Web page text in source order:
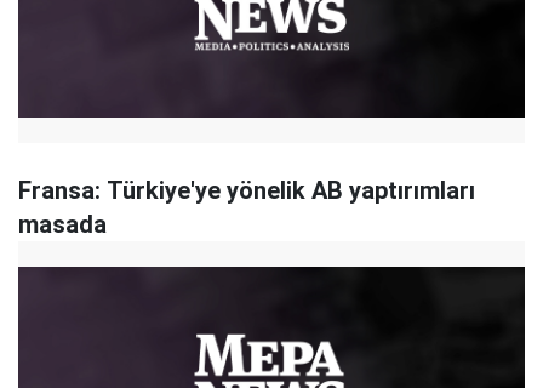
Fransa: Türkiye'ye yönelik AB yaptırımları
masada